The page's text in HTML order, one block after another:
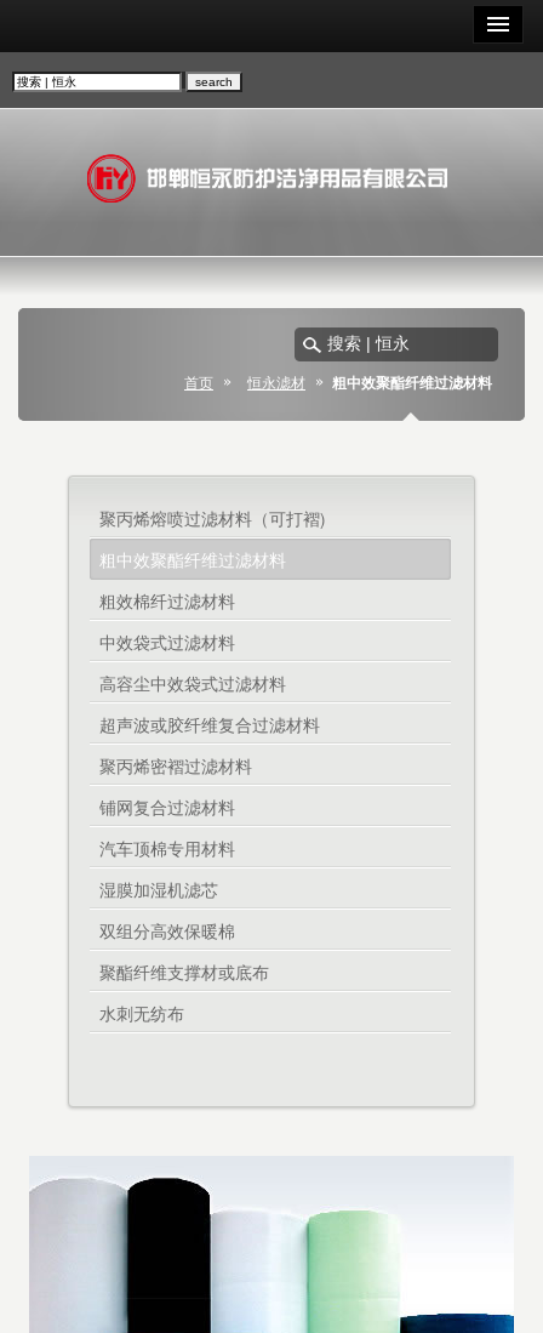
首页 恒永滤材 粗中效聚酯纤维过滤材料
聚丙烯熔喷过滤材料（可打褶)
粗中效聚酯纤维过滤材料
粗效棉纤过滤材料
中效袋式过滤材料
高容尘中效袋式过滤材料
超声波或胶纤维复合过滤材料
聚丙烯密褶过滤材料
铺网复合过滤材料
汽车顶棉专用材料
湿膜加湿机滤芯
双组分高效保暖棉
聚酯纤维支撑材或底布
水刺无纺布